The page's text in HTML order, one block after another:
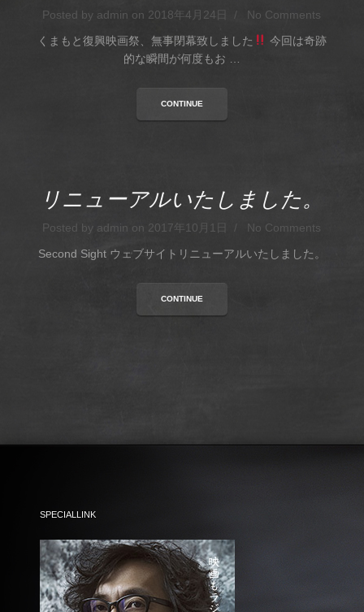
Posted by admin on 2018年4月24日 / No Comments
くまもと復興映画祭、無事閉幕致しました
今回は奇跡
的な瞬間が何度もお …
CONTINUE
リニューアルいたしました。
Posted by admin on 2017年10月1日 / No Comments
Second Sight ウェブサイトリニューアルいたしました。
CONTINUE
SPECIALLINK